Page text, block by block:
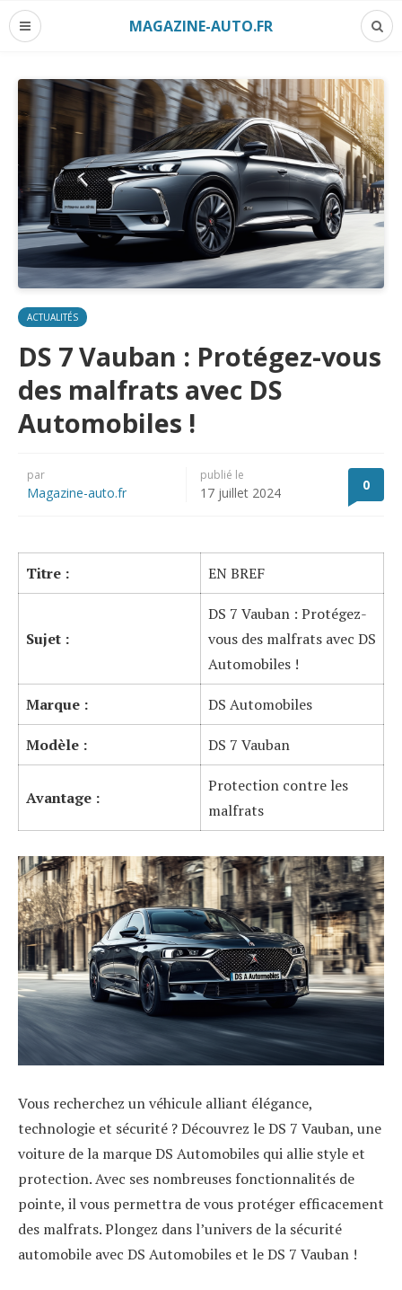
MAGAZINE-AUTO.FR
ACTUALITÉS
DS 7 Vauban : Protégez-vous
des malfrats avec DS
Automobiles !
par
Magazine-auto.fr
publié le
17 juillet 2024 0
Titre : EN BREF
Sujet :
DS 7 Vauban : Protégez-
vous des malfrats avec DS
Automobiles !
Marque : DS Automobiles
Modèle : DS 7 Vauban
Avantage :
Protection contre les
malfrats
Vous recherchez un véhicule alliant élégance,
technologie et sécurité ? Découvrez le DS 7 Vauban, une
voiture de la marque DS Automobiles qui allie style et
protection. Avec ses nombreuses fonctionnalités de
pointe, il vous permettra de vous protéger efficacement
des malfrats. Plongez dans l’univers de la sécurité
automobile avec DS Automobiles et le DS 7 Vauban !